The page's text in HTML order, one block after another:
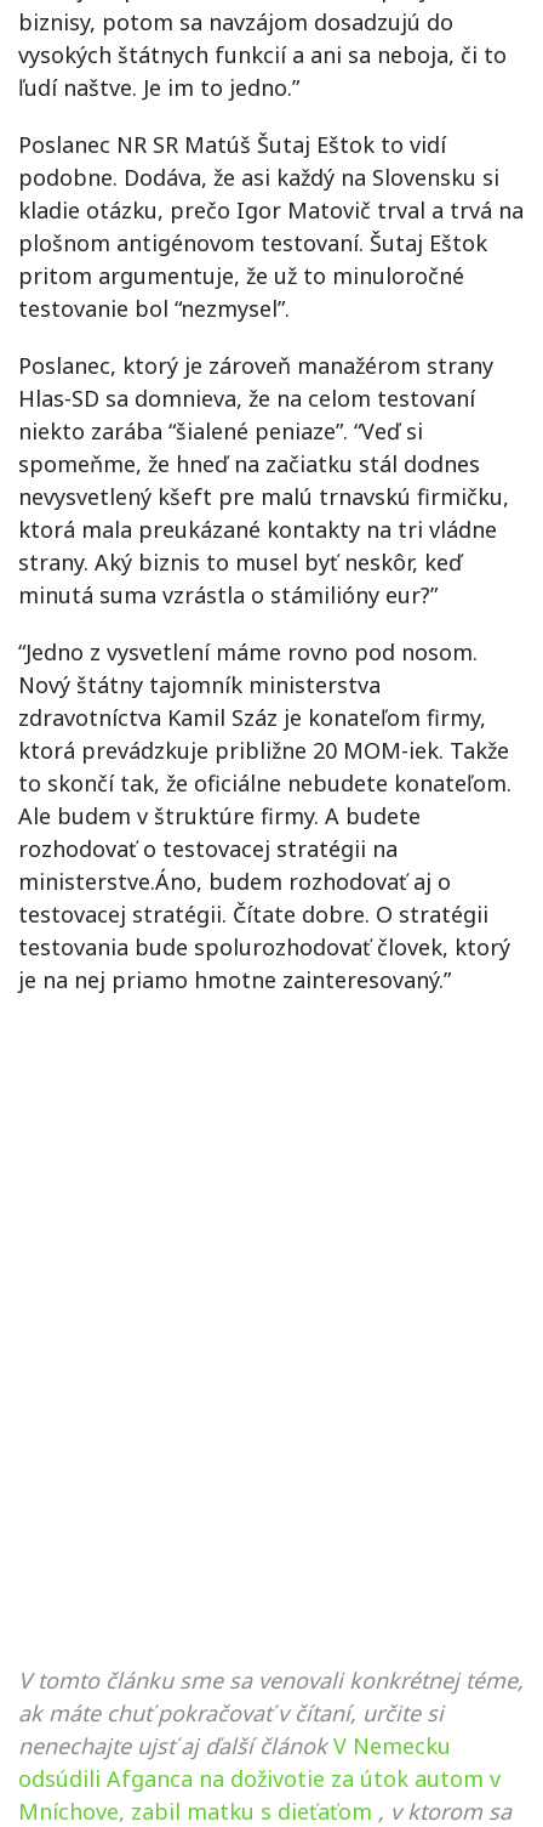
biznisy, potom sa navzájom dosadzujú do
vysokých štátnych funkcií a ani sa neboja, či to
ľudí naštve. Je im to jedno.”
Poslanec NR SR Matúš Šutaj Eštok to vidí
podobne. Dodáva, že asi každý na Slovensku si
kladie otázku, prečo Igor Matovič trval a trvá na
plošnom antigénovom testovaní. Šutaj Eštok
pritom argumentuje, že už to minuloročné
testovanie bol “nezmysel”.
Poslanec, ktorý je zároveň manažérom strany
Hlas-SD sa domnieva, že na celom testovaní
niekto zarába “šialené peniaze”. “Veď si
spomeňme, že hneď na začiatku stál dodnes
nevysvetlený kšeft pre malú trnavskú firmičku,
ktorá mala preukázané kontakty na tri vládne
strany. Aký biznis to musel byť neskôr, keď
minutá suma vzrástla o stámilióny eur?”
“Jedno z vysvetlení máme rovno pod nosom.
Nový štátny tajomník ministerstva
zdravotníctva Kamil Száz je konateľom firmy,
ktorá prevádzkuje približne 20 MOM-iek. Takže
to skončí tak, že oficiálne nebudete konateľom.
Ale budem v štruktúre firmy. A budete
rozhodovať o testovacej stratégii na
ministerstve.Áno, budem rozhodovať aj o
testovacej stratégii. Čítate dobre. O stratégii
testovania bude spolurozhodovať človek, ktorý
je na nej priamo hmotne zainteresovaný.”
V tomto článku sme sa venovali konkrétnej téme,
ak máte chuť pokračovať v čítaní, určite si
nenechajte ujsť aj ďalší článok V Nemecku
odsúdili Afganca na doživotie za útok autom v
Mníchove, zabil matku s dieťaťom , v ktorom sa